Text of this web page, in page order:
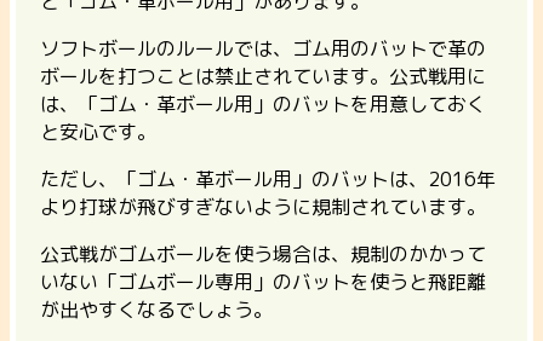
ソフトボールのルールでは、ゴム用のバットで革の
ボールを打つことは禁止されています。公式戦用に
は、「ゴム・革ボール用」のバットを用意しておく
と安心です。
ただし、「ゴム・革ボール用」のバットは、2016年
より打球が飛びすぎないように規制されています。
公式戦がゴムボールを使う場合は、規制のかかって
いない「ゴムボール専用」のバットを使うと飛距離
が出やすくなるでしょう。